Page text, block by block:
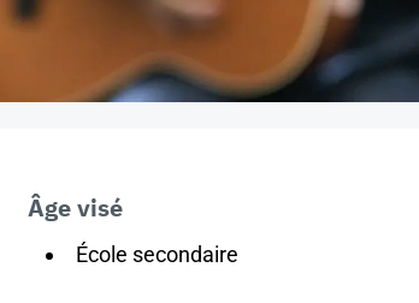
Âge visé
École secondaire